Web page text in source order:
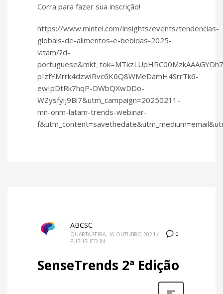
Corra para fazer sua inscrição!
https://www.mintel.com/insights/events/tendencias-
globais-de-alimentos-e-bebidas-2025-
latam/?d-
pIzfYMrrk4dzwiRvc6K6Q8WMeDamH4SrrTk6-
ewIpDtRk7hqP-DWbQXwDDo-
WZysfyij9Bi7&utm_campaign=20250211-
mn-onm-latam-trends-webinar-
0
ABCSC
QUARTA-FEIRA, 16 OUTUBRO 2024 /
PUBLISHED IN
SenseTrends 2ª Edição